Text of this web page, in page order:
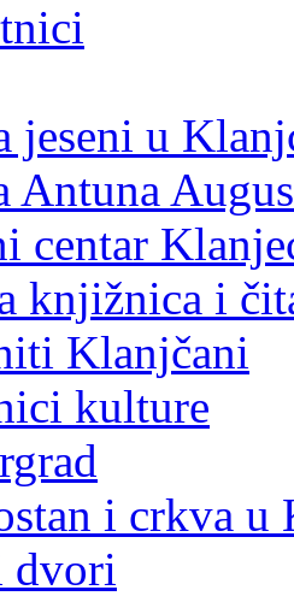
jeseni u
Antuna
centar
knjižnica i
Klanjčani
kulture
i crkva u
dvori